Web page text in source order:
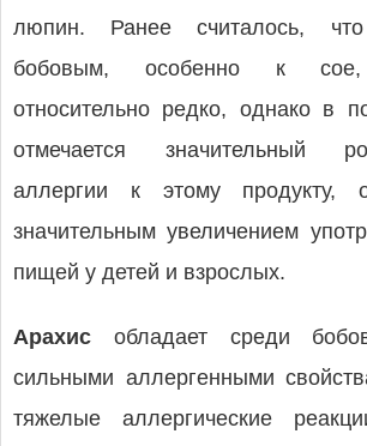
люпин. Ранее считалось,
бобовым, особенно к сое,
относительно редко, однако в
отмечается значительный
аллергии к этому продукту,
значительным увеличением
пищей у детей и взрослых.
Арахис обладает среди
сильными аллергенными
тяжелые аллергические